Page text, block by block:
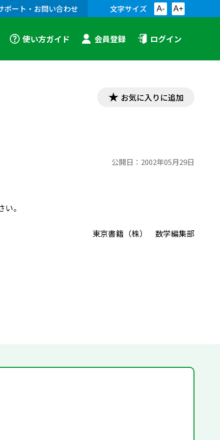
ポート・お問い合わせ 文字サイズ A- A+
使い方ガイド 会員登録 ログイン
お気に入りに追加
公開日： 2002年05月29日
。
東京書籍（株） 数学編集部